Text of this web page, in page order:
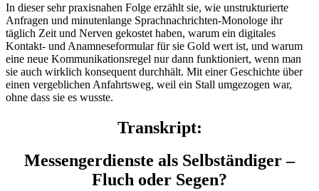
In dieser sehr praxisnahen Folge erzählt sie, wie unstrukturierte
Anfragen und minutenlange Sprachnachrichten-Monologe ihr
täglich Zeit und Nerven gekostet haben, warum ein digitales
Kontakt- und Anamneseformular für sie Gold wert ist, und warum
eine neue Kommunikationsregel nur dann funktioniert, wenn man
sie auch wirklich konsequent durchhält. Mit einer Geschichte über
einen vergeblichen Anfahrtsweg, weil ein Stall umgezogen war,
ohne dass sie es wusste.
Transkript:
Messengerdienste als Selbständiger –
Fluch oder Segen?